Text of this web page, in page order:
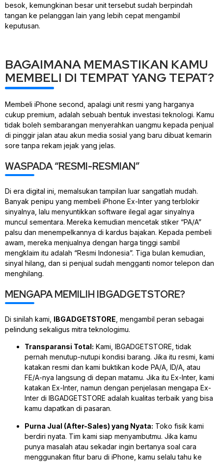
besok, kemungkinan besar unit tersebut sudah berpindah
tangan ke pelanggan lain yang lebih cepat mengambil
keputusan.
BAGAIMANA MEMASTIKAN KAMU
MEMBELI DI TEMPAT YANG TEPAT?
Membeli iPhone second, apalagi unit resmi yang harganya
cukup premium, adalah sebuah bentuk investasi teknologi. Kamu
tidak boleh sembarangan menyerahkan uangmu kepada penjual
di pinggir jalan atau akun media sosial yang baru dibuat kemarin
sore tanpa rekam jejak yang jelas.
WASPADA “RESMI-RESMIAN”
Di era digital ini, memalsukan tampilan luar sangatlah mudah.
Banyak penipu yang membeli iPhone Ex-Inter yang terblokir
sinyalnya, lalu menyuntikkan software ilegal agar sinyalnya
muncul sementara. Mereka kemudian mencetak stiker “PA/A”
palsu dan menempelkannya di kardus bajakan. Kepada pembeli
awam, mereka menjualnya dengan harga tinggi sambil
mengklaim itu adalah “Resmi Indonesia”. Tiga bulan kemudian,
sinyal hilang, dan si penjual sudah mengganti nomor telepon dan
menghilang.
MENGAPA MEMILIH IBGADGETSTORE?
Di sinilah kami, IBGADGETSTORE , mengambil peran sebagai
pelindung sekaligus mitra teknologimu.
Transparansi Total: Kami, IBGADGETSTORE, tidak
pernah menutup-nutupi kondisi barang. Jika itu resmi, kami
katakan resmi dan kami buktikan kode PA/A, ID/A, atau
FE/A-nya langsung di depan matamu. Jika itu Ex-Inter, kami
katakan Ex-Inter, namun dengan penjelasan mengapa Ex-
Inter di IBGADGETSTORE adalah kualitas terbaik yang bisa
kamu dapatkan di pasaran.
Purna Jual (After-Sales) yang Nyata: Toko fisik kami
berdiri nyata. Tim kami siap menyambutmu. Jika kamu
punya masalah atau sekadar ingin bertanya soal cara
menggunakan fitur baru di iPhone, kamu selalu tahu ke